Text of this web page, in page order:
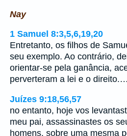
Nay
1 Samuel 8:3,5,6,19,20
Entretanto, os filhos de
seu exemplo. Ao contrário,
orientar-se pela ganância,
perverteram a lei e o direito.…
Juízes 9:18,56,57
no entanto, hoje vos
meu pai, assassinastes os
homens, sobre uma mesma